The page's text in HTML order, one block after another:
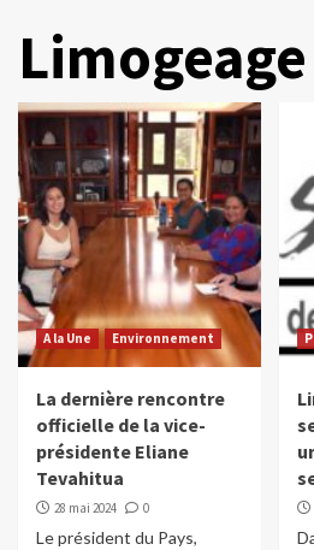
Limogeage
A la Une Environnement
La dernière rencontre
officielle de la vice-
présidente Eliane
Tevahitua
28 mai 2024 0
Le président du Pays,